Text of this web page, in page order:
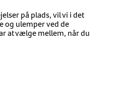
på plads, vil vi i det
og ulemper ved de
at vælge mellem, når du